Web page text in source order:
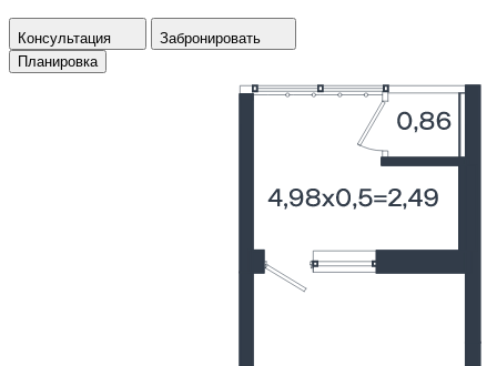
Консультация
Забронировать
Планировка